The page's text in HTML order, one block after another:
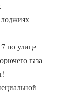
лоджиях
по улице
газа